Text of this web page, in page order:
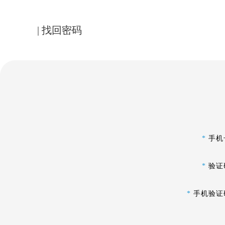
| 找回密码
* 手机
* 验证
* 手机验证